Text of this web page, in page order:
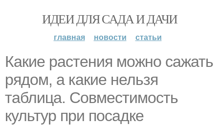
ИДЕИ ДЛЯ САДА И ДАЧИ
главная новости статьи
Какие растения можно сажать
рядом, а какие нельзя
таблица. Совместимость
культур при посадке